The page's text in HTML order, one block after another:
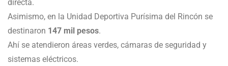
directa.
Asimismo, en la Unidad Deportiva Purísima del Rincón se
destinaron 147 mil pesos.
Ahí se atendieron áreas verdes, cámaras de seguridad y
sistemas eléctricos.